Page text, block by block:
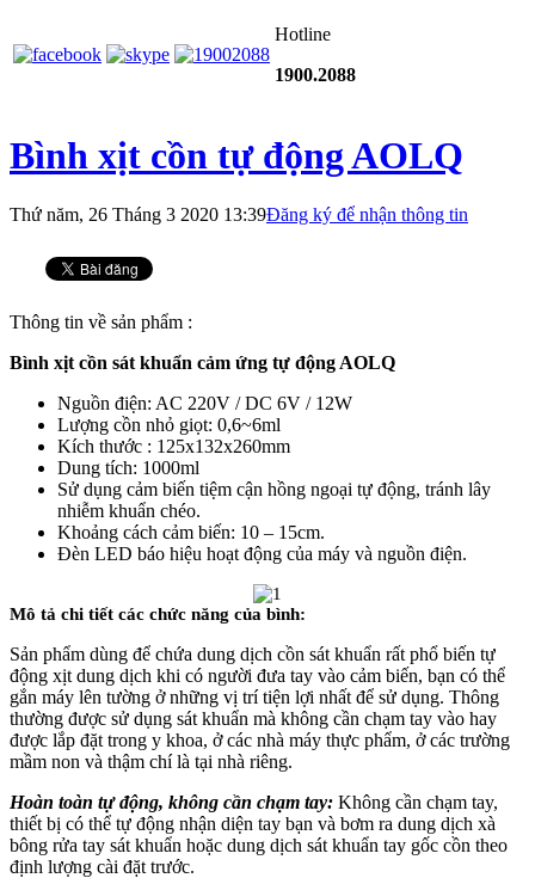
Hotline
1900.2088
Bình xịt cồn tự động AOLQ
Thứ năm, 26 Tháng 3 2020 13:39Đăng ký để nhận thông tin
Thông tin về sản phẩm :
Bình xịt cồn sát khuẩn cảm ứng tự động AOLQ
Nguồn điện: AC 220V / DC 6V / 12W
Lượng cồn nhỏ giọt: 0,6~6ml
Kích thước : 125x132x260mm
Dung tích: 1000ml
Sử dụng cảm biến tiệm cận hồng ngoại tự động, tránh lây
nhiễm khuẩn chéo.
Khoảng cách cảm biến: 10 – 15cm.
Đèn LED báo hiệu hoạt động của máy và nguồn điện.
Mô tả chi tiết các chức năng của bình:
Sản phẩm dùng để chứa dung dịch cồn sát khuẩn rất phổ biến tự
động xịt dung dịch khi có người đưa tay vào cảm biến, bạn có thể
gắn máy lên tường ở những vị trí tiện lợi nhất để sử dụng. Thông
thường được sử dụng sát khuẩn mà không cần chạm tay vào hay
được lắp đặt trong y khoa, ở các nhà máy thực phẩm, ở các trường
mầm non và thậm chí là tại nhà riêng.
Hoàn toàn tự động, không cần chạm tay: Không cần chạm tay,
thiết bị có thể tự động nhận diện tay bạn và bơm ra dung dịch xà
bông rửa tay sát khuẩn hoặc dung dịch sát khuẩn tay gốc cồn theo
định lượng cài đặt trước.